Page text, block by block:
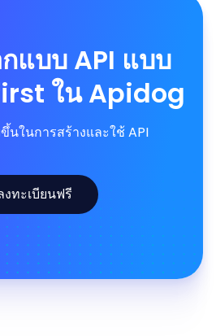
แบบ API แบบ
ใน Apidog
นในการสร้างและใช้ API
งทะเบียนฟรี